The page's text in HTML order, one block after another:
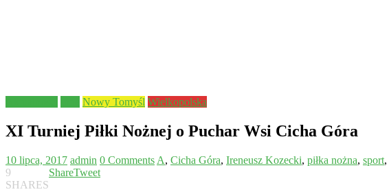
Nowy Tomyśl Wielkopolska
XI Turniej Piłki Nożnej o Puchar Wsi Cicha Góra
10 lipca, 2017 admin 0 Comments A, Cicha Góra, Ireneusz Kozecki, piłka nożna, sport,
9
SHARES
ShareTweet